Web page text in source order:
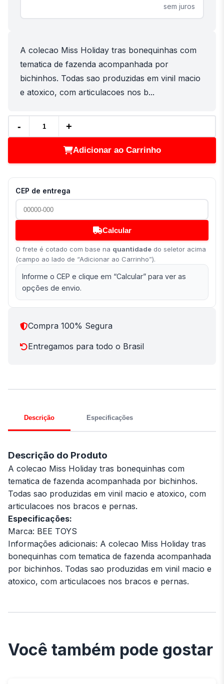
sem juros
A colecao Miss Holiday tras bonequinhas com
tematica de fazenda acompanhada por
bichinhos. Todas sao produzidas em vinil macio
e atoxico, com articulacoes nos b...
- +
Adicionar ao Carrinho
CEP de entrega
Calcular
O frete é cotado com base na quantidade do seletor acima
(campo ao lado de “Adicionar ao Carrinho”).
Informe o CEP e clique em “Calcular” para ver as
opções de envio.
Compra 100% Segura
Entregamos para todo o Brasil
Descrição Especificações
Descrição do Produto
A colecao Miss Holiday tras bonequinhas com
tematica de fazenda acompanhada por bichinhos.
Todas sao produzidas em vinil macio e atoxico, com
articulacoes nos bracos e pernas.
Especificações:
Marca: BEE TOYS
Informações adicionais: A colecao Miss Holiday tras
bonequinhas com tematica de fazenda acompanhada
por bichinhos. Todas sao produzidas em vinil macio e
atoxico, com articulacoes nos bracos e pernas.
Você também pode gostar